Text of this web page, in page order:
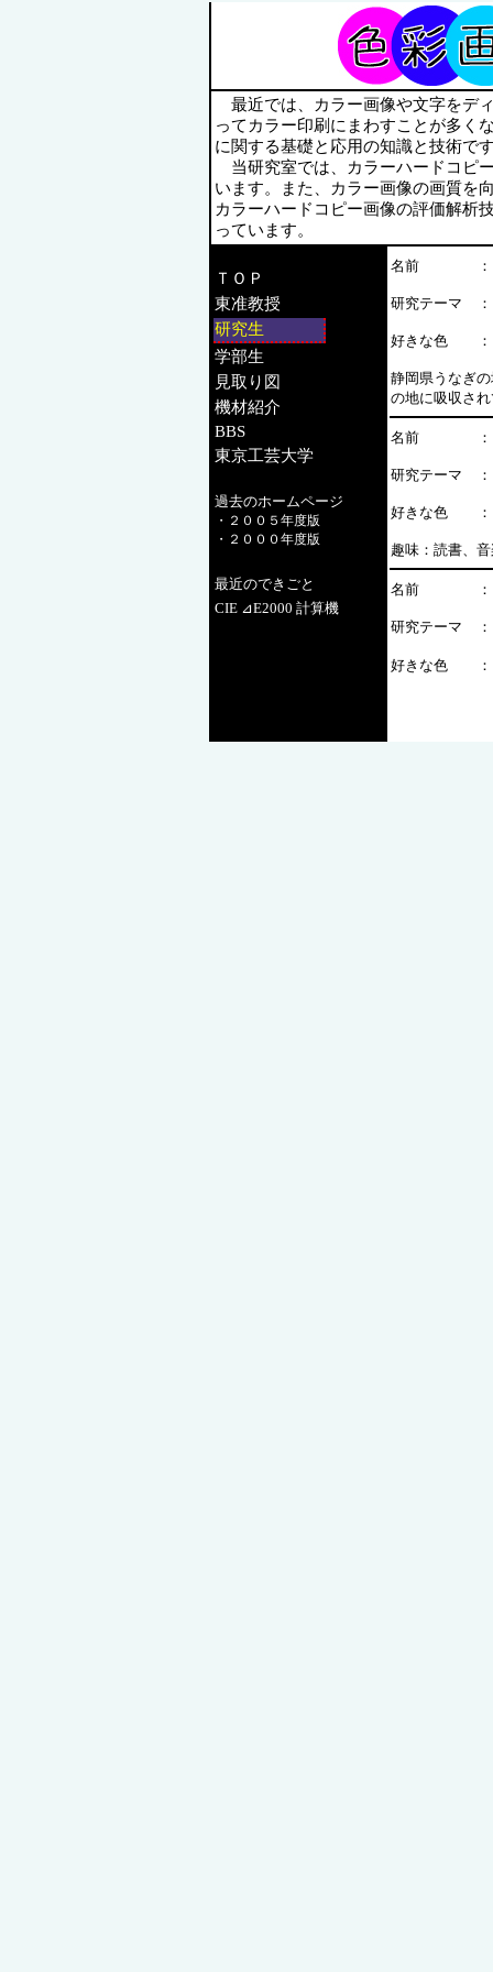
最近では、カラー画像や文字をデ
ってカラー印刷にまわすことが多く
に関する基礎と応用の知識と技術で
当研究室では、カラーハードコピ
います。また、カラー画像の画質を
カラーハードコピー画像の評価解析
っています。
ＴＯＰ
東准教授
研究生
学部生
見取り図
機材紹介
BBS
東京工芸大学
過去のホームページ
・２００５年度版
・２０００年度版
最近のできごと
CIE ⊿E2000 計算機
名前 ：
研究テーマ ：
好きな色 ：
静岡県うなぎ
の地に吸収さ
名前 ：
研究テーマ ：
好きな色 ：
趣味：読書、
名前 ：
研究テーマ ：
好きな色 ：